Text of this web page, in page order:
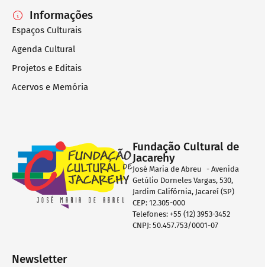
Informações
Espaços Culturais
Agenda Cultural
Projetos e Editais
Acervos e Memória
Fundação Cultural de
Jacarehy
José Maria de Abreu - Avenida
Getúlio Dorneles Vargas, 530,
Jardim Califórnia, Jacareí (SP)
CEP: 12.305-000
Telefones: +55 (12) 3953-3452
CNPJ: 50.457.753/0001-07
Newsletter